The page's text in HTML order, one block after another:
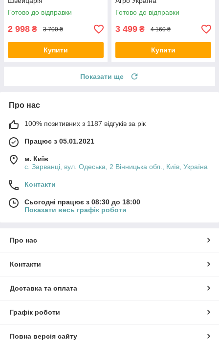
Готово до відправки
2 998 ₴ 3 700 ₴
Купити
Готово до відправки
3 499 ₴ 4 160 ₴
Купити
Показати ще
Про нас
100% позитивних з 1187 відгуків за рік
Працює з 05.01.2021
м. Київ
с. Зарванці, вул. Одеська, 2 Вінницька обл., Київ, Україна
Контакти
Сьогодні працює з 08:30 до 18:00
Показати весь графік роботи
Про нас
Контакти
Доставка та оплата
Графік роботи
Повна версія сайту